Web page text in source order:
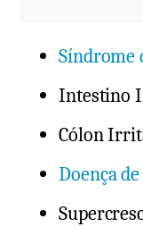
Intestino
Cólon
Doença